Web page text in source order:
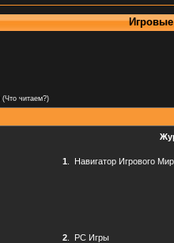
(Что читаем?)
1 Навигатор Игрового
2 PC Игры